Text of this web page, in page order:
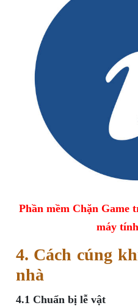
Phần mềm Chặn Game
máy
4. Cách cúng
nhà
4.1 Chuẩn bị lễ vật